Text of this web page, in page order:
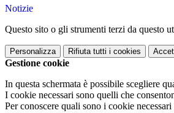
Notizie
Questo sito o gli strumenti terzi da questo
Personalizza Rifiuta tutti i cookies
Gestione cookie
In questa schermata è possibile scegliere
I cookie necessari sono quelli che
Per conoscere quali sono i cookie